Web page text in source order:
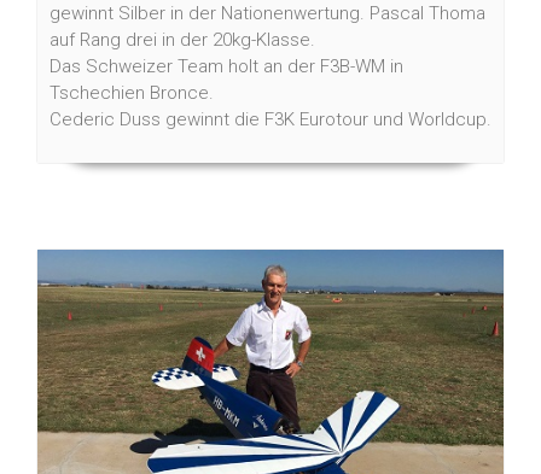
gewinnt Silber in der Nationenwertung. Pascal Thoma
auf Rang drei in der 20kg-Klasse.
Das Schweizer Team holt an der F3B-WM in
Tschechien Bronce.
Cederic Duss gewinnt die F3K Eurotour und Worldcup.